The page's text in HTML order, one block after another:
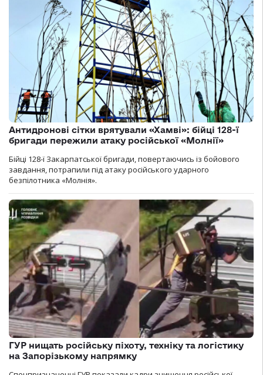
Антидронові сітки врятували «Хамві»: бійці 128-ї
бригади пережили атаку російської «Молнії»
Бійці 128-ї Закарпатської бригади, повертаючись із бойового
завдання, потрапили під атаку російського ударного
безпілотника «Молнія».
ГУР нищать російську піхоту, техніку та логістику
на Запорізькому напрямку